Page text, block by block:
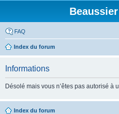
FAQ
Index du forum
Informations
Désolé mais vous n’êtes pas autorisé à
Index du forum